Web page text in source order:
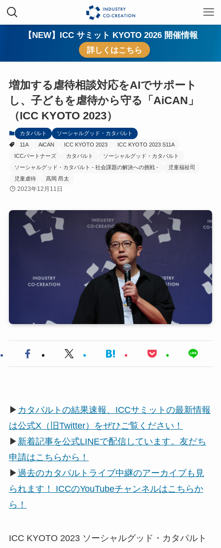
【NEW】ICC サミット KYOTO 2026 開催情報
詳しくはこちら
増加する虐待相談対応をAIでサポート
し、子どもを虐待から守る「AiCAN」
（ICC KYOTO 2023）
カタパルト
ソーシャルグッド・カタパルト
11A
AiCAN ICC KYOTO 2023
ICC KYOTO 2023 S11A
ICCパートナーズ
カタパルト
ソーシャルグッド・カタパルト
ソーシャルグッド・カタパルト - 社会課題の解決への挑戦 -
児童福祉司
児童虐待
髙岡 昂太
2023年12月11日
▶ カタパルトの結果速報、ICCサミットの最新情報
は公式X（旧Twitter）をぜひご覧ください！
▶ 新着記事を公式LINEで配信しています。友だち
申請はこちらから！
▶過去のカタパルトライブ中継のアーカイブも見
られます！ ICCのYouTubeチャンネルはこちらか
ら！
ICC KYOTO 2023 ソーシャルグッド・カタパルト